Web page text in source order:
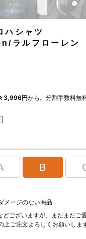
ハシャツ
ラルフローレン
3,996円から。分割手数料無
B
メージのない商品
ございますが、まだまだご
上ご注文よろしくお願いしま